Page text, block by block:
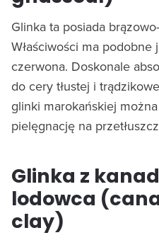
Glinka ta posiada
Właściwości ma podobne
czerwona. Doskonale
do cery tłustej i
glinki marokańskiej
pielęgnację na
Glinka z
lodowca
clay)